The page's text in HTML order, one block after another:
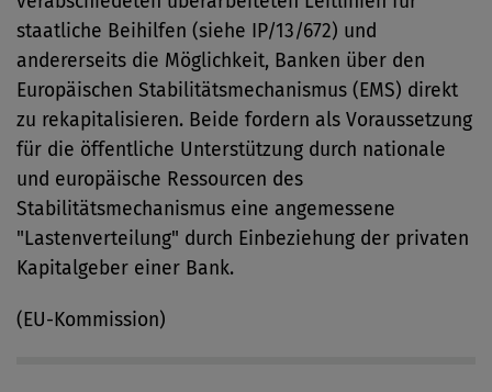
staatliche Beihilfen (siehe IP/13/672) und
andererseits die Möglichkeit, Banken über den
Europäischen Stabilitätsmechanismus (EMS) direkt
zu rekapitalisieren. Beide fordern als Voraussetzung
für die öffentliche Unterstützung durch nationale
und europäische Ressourcen des
Stabilitätsmechanismus eine angemessene
"Lastenverteilung" durch Einbeziehung der privaten
Kapitalgeber einer Bank.
(EU-Kommission)